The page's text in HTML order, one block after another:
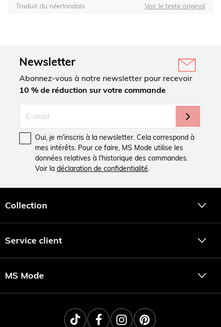
Traduit du néerlandais Voir le texte original
Newsletter
Abonnez-vous à notre newsletter pour recevoir
10 % de réduction sur votre commande
Oui, je m'inscris à la newsletter. Cela correspond à
mes intérêts. Pour ce faire, MS Mode utilise les
données relatives à l'historique des commandes.
Voir la déclaration de confidentialité.
Collection
Service client
MS Mode